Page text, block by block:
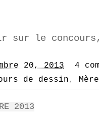
sur le
20, 2013
4
de dessin ,
2013